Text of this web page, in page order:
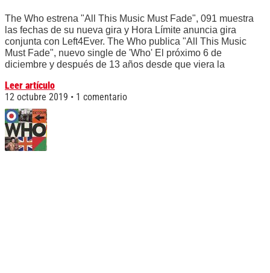
The Who estrena "All This Music Must Fade", 091 muestra
las fechas de su nueva gira y Hora Límite anuncia gira
conjunta con Left4Ever. The Who publica "All This Music
Must Fade", nuevo single de 'Who' El próximo 6 de
diciembre y después de 13 años desde que viera la
Leer artículo
12 octubre 2019
1 comentario